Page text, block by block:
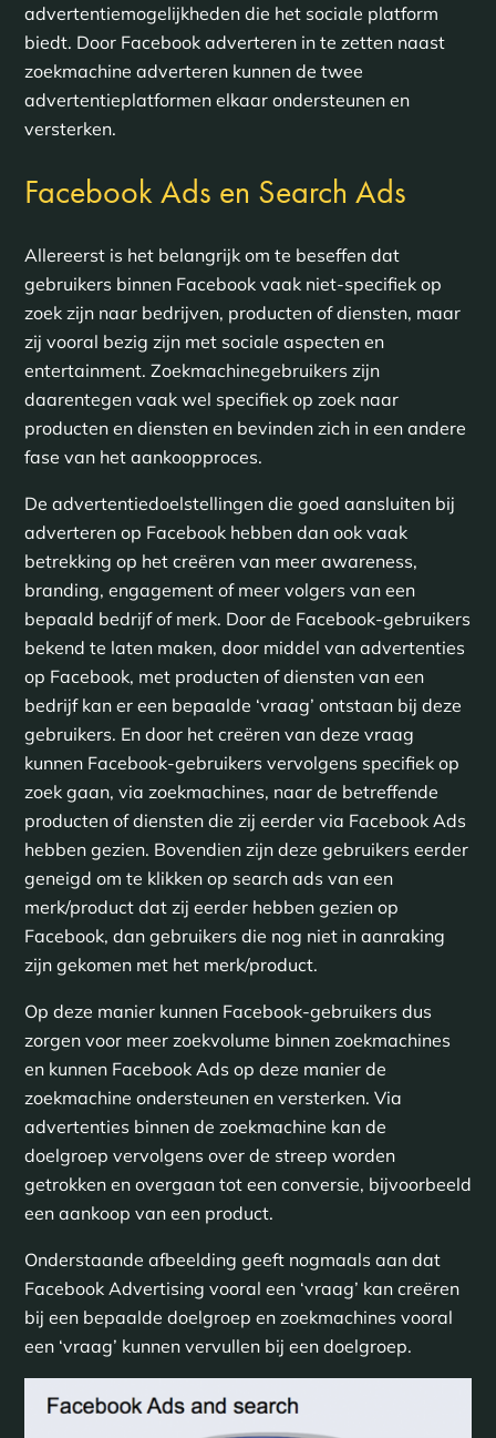
advertentiemogelijkheden die het sociale platform
biedt. Door Facebook adverteren in te zetten naast
zoekmachine adverteren kunnen de twee
advertentieplatformen elkaar ondersteunen en
versterken.
Facebook Ads en Search Ads
Allereerst is het belangrijk om te beseffen dat
gebruikers binnen Facebook vaak niet-specifiek op
zoek zijn naar bedrijven, producten of diensten, maar
zij vooral bezig zijn met sociale aspecten en
entertainment. Zoekmachinegebruikers zijn
daarentegen vaak wel specifiek op zoek naar
producten en diensten en bevinden zich in een andere
fase van het aankoopproces.
De advertentiedoelstellingen die goed aansluiten bij
adverteren op Facebook hebben dan ook vaak
betrekking op het creëren van meer awareness,
branding, engagement of meer volgers van een
bepaald bedrijf of merk. Door de Facebook-gebruikers
bekend te laten maken, door middel van advertenties
op Facebook, met producten of diensten van een
bedrijf kan er een bepaalde ‘vraag’ ontstaan bij deze
gebruikers. En door het creëren van deze vraag
kunnen Facebook-gebruikers vervolgens specifiek op
zoek gaan, via zoekmachines, naar de betreffende
producten of diensten die zij eerder via Facebook Ads
hebben gezien. Bovendien zijn deze gebruikers eerder
geneigd om te klikken op search ads van een
merk/product dat zij eerder hebben gezien op
Facebook, dan gebruikers die nog niet in aanraking
zijn gekomen met het merk/product.
Op deze manier kunnen Facebook-gebruikers dus
zorgen voor meer zoekvolume binnen zoekmachines
en kunnen Facebook Ads op deze manier de
zoekmachine ondersteunen en versterken. Via
advertenties binnen de zoekmachine kan de
doelgroep vervolgens over de streep worden
getrokken en overgaan tot een conversie, bijvoorbeeld
een aankoop van een product.
Onderstaande afbeelding geeft nogmaals aan dat
Facebook Advertising vooral een ‘vraag’ kan creëren
bij een bepaalde doelgroep en zoekmachines vooral
een ‘vraag’ kunnen vervullen bij een doelgroep.